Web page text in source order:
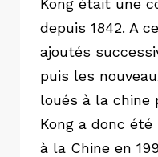
Kong était une
depuis 1842. A
ajoutés
puis les
loués à la chine
Kong a donc
à la Chine en